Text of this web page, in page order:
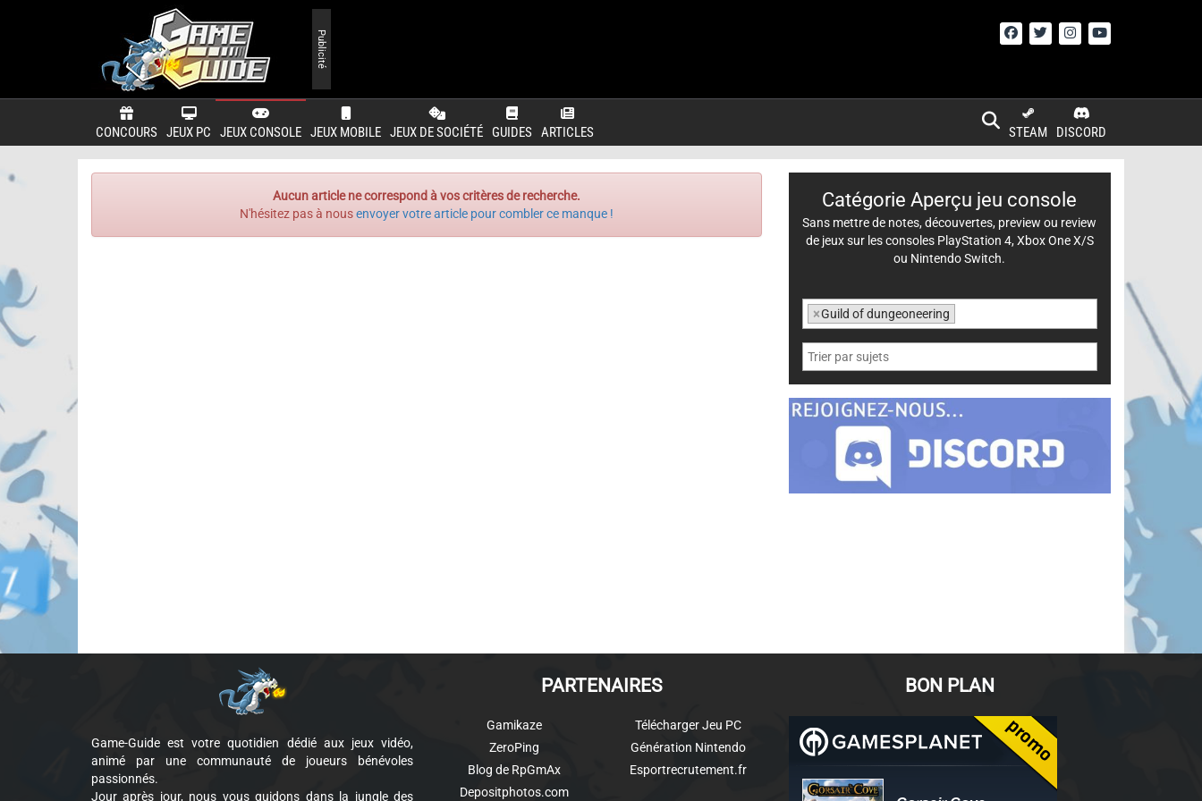
CONCOURS JEUX PC JEUX CONSOLE JEUX MOBILE JEUX DE SOCIÉTÉ GUIDES ARTICLES DISCORD
STEAM
Publicité
Aucun article ne correspond à vos critères de recherche.
N'hésitez pas à nousenvoyer votre article pour combler ce manque !
Catégorie Aperçu jeu console
Sans mettre de notes, découvertes, preview ou review
de jeux sur les consoles PlayStation 4, Xbox One X/S
ou Nintendo Switch.
×Guild of dungeoneering
Game-Guide est votre quotidien dédié aux jeux vidéo,
animé par une communauté de joueurs bénévoles
passionnés.
Jour après jour, nous vous guidons dans la jungle des
PARTENAIRES
Gamikaze
ZeroPing
Blog de RpGmAx
Depositphotos.com
Télécharger Jeu PC
Génération Nintendo
Esportrecrutement.fr
BON PLAN